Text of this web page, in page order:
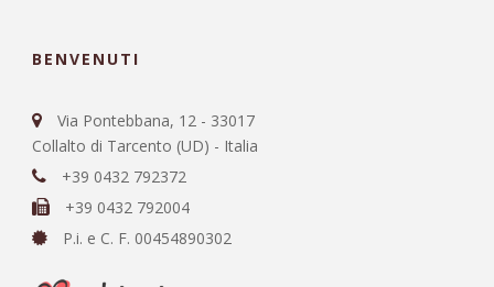
BENVENUTI
Via Pontebbana, 12 - 33017
Collalto di Tarcento (UD) - Italia
+39 0432 792372
+39 0432 792004
P.i. e C. F. 00454890302